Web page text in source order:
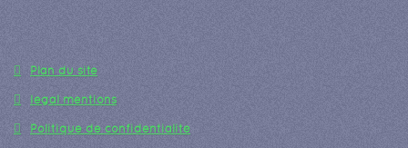
Plan du site
legal mentions
Politique de confidentialité